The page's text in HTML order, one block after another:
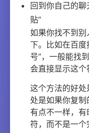
回到你自己的
贴”
如果你找不到
下。比如在百度
号”，一般能找
会直接显示这个
这个方法的好
处是如果你复
有点不一样，
符，而不是一个